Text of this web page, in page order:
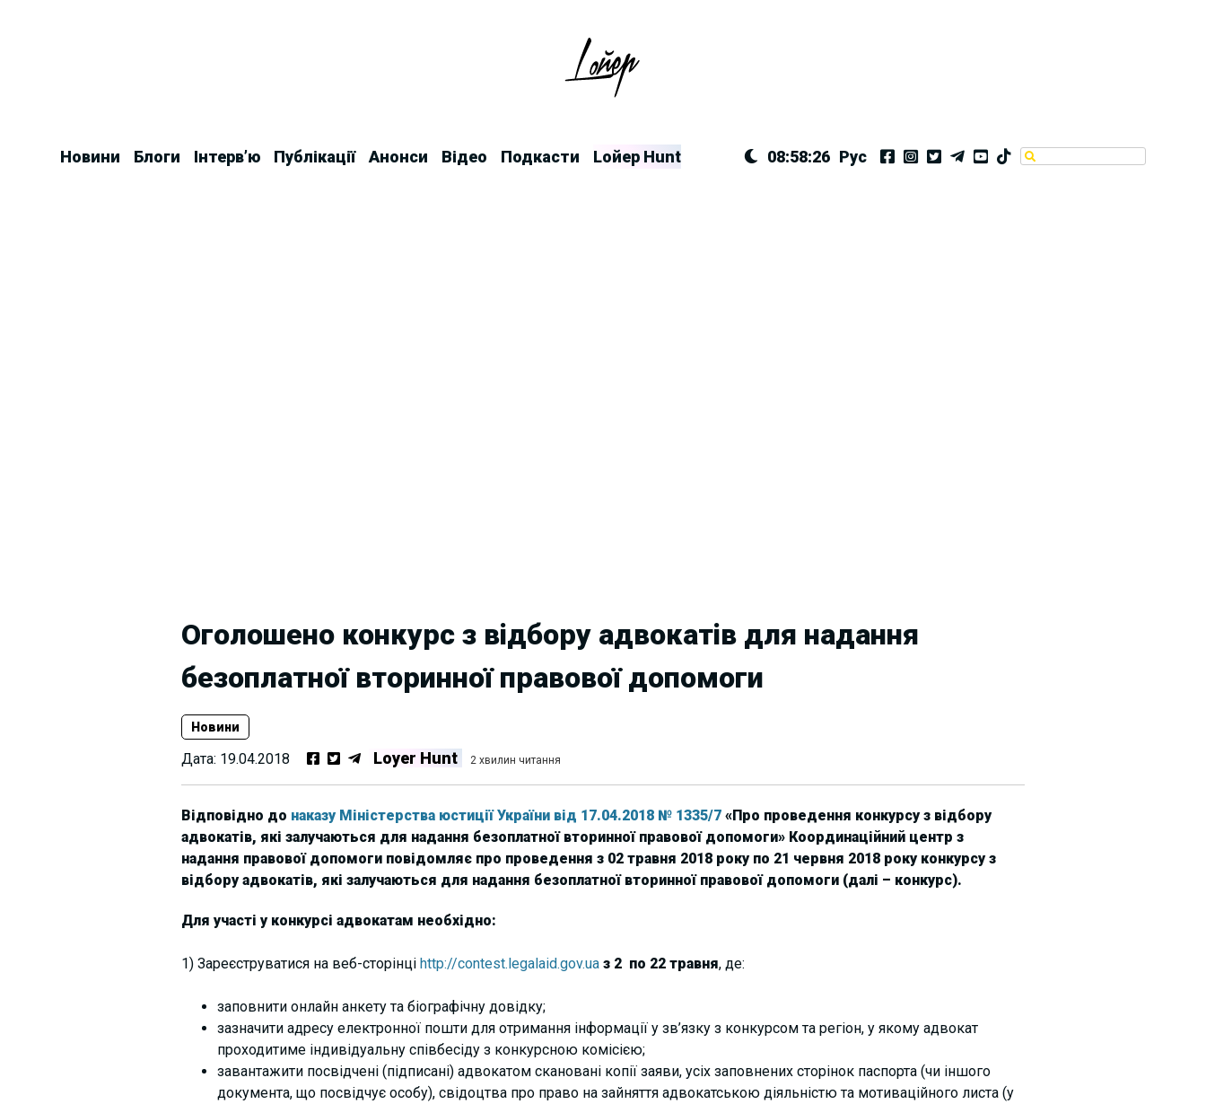
Новини Блоги Інтерв’ю Публікації Анонси Відео Подкасти Lойер Hunt 08:58:26 Рус
Оголошено конкурс з відбору адвокатів для надання
безоплатної вторинної правової допомоги
Новини
Дата: 19.04.2018 Loyer Hunt 2 хвилин читання
Відповідно до наказу Міністерства юстиції України від 17.04.2018 № 1335/7«Про проведення конкурсу з відбору
адвокатів, які залучаються для надання безоплатної вторинної правової допомоги» Координаційний центр з
надання правової допомоги повідомляє про проведення з 02 травня 2018 року по 21 червня 2018 року конкурсу з
відбору адвокатів, які залучаються для надання безоплатної вторинної правової допомоги (далі – конкурс).
Для участі у конкурсі адвокатам необхідно:
1) Зареєструватися на веб-сторінці http://contest.legalaid.gov.ua з 2 по 22 травня, де:
заповнити онлайн анкету та біографічну довідку;
зазначити адресу електронної пошти для отримання інформації у зв’язку з конкурсом та регіон, у якому адвокат
проходитиме індивідуальну співбесіду з конкурсною комісією;
завантажити посвідчені (підписані) адвокатом скановані копії заяви, усіх заповнених сторінок паспорта (чи іншого
документа, що посвідчує особу), свідоцтва про право на зайняття адвокатською діяльністю та мотиваційного листа (у